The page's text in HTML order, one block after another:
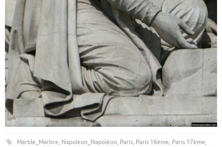
Marble_Marbre, Napoleon_Napoléon, Paris, Paris 16ème, Paris 17ème,